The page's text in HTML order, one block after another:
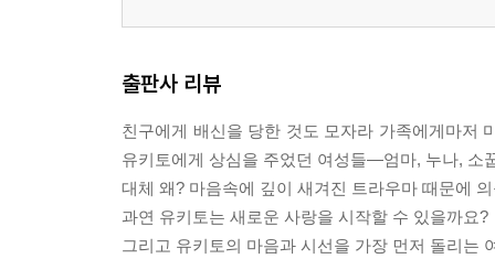
출판사 리뷰
친구에게 배신을 당한 것도 모자라 가족에게마저
유키토에게 상심을 주었던 여성들―엄마, 누나, 소
대체 왜? 마음속에 깊이 새겨진 트라우마 때문에
과연 유키토는 새로운 사랑을 시작할 수 있을까요?
그리고 유키토의 마음과 시선을 가장 먼저 돌리는